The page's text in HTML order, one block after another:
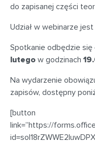
do zapisanej części
Udział w webinarze jest
Spotkanie odbędzie się
lutego w godzinach
Na wydarzenie
zapisów, dostępny
[button
link=”https://